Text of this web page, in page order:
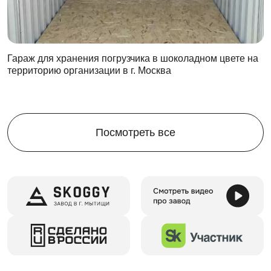
При этом контейнер сохранит свои свойства, и даже
после сотого цикла сможет похвастаться своей
надежностью.
Интенсивная эксплуатация – не помеха для
продажи! Вы всегда сможете продать
Хозблоки серии SKOGGY– это прекрасный вариант
для:
производства
хранить строительные материалы
Гараж для хранения погрузчика в шоколадном цвете на
территорию организации в г. Москва
Посмотреть все